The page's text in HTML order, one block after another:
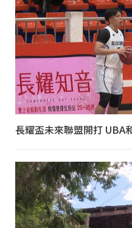
長耀盃未來聯盟開打 UBA